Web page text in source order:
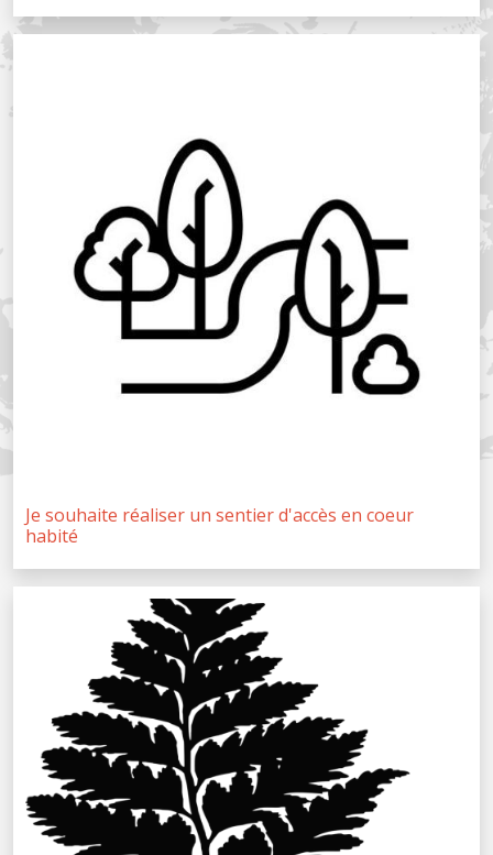
Je souhaite réaliser un sentier d'accès en coeur
habité